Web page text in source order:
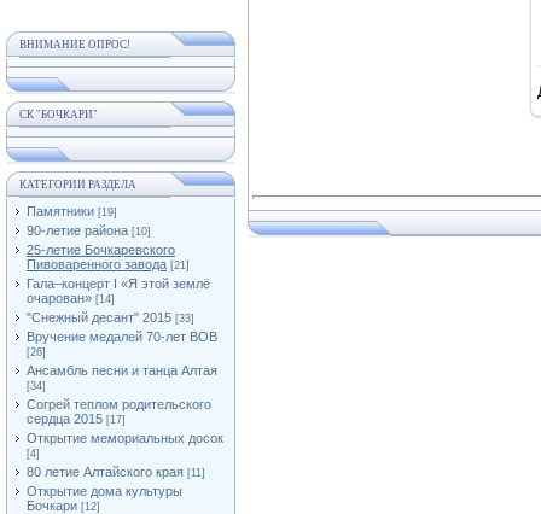
ВНИМАНИЕ ОПРОС!
СК "БОЧКАРИ"
КАТЕГОРИИ РАЗДЕЛА
Памятники [19]
90-летие района [10]
25-летие Бочкаревского
Пивоваренного завода [21]
Гала–концерт I «Я этой землё
очарован» [14]
"Снежный десант" 2015 [33]
Вручение медалей 70-лет ВОВ
[26]
Ансамбль песни и танца Алтая
[34]
Согрей теплом родительского
сердца 2015 [17]
Открытие мемориальных досок
[4]
80 летие Алтайского края [11]
Открытие дома культуры
Бочкари [12]